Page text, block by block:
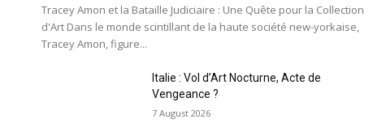
Tracey Amon et la Bataille Judiciaire : Une Quête pour la Collection
d'Art Dans le monde scintillant de la haute société new-yorkaise,
Tracey Amon, figure...
Italie : Vol d’Art Nocturne, Acte de
Vengeance ?
7 August 2026